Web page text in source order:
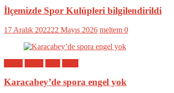
İlçemizde Spor Kulüpleri bilgilendirildi
17 Aralık 202222 Mayıs 2026 meltem 0
Karacabey’de spora engel yok